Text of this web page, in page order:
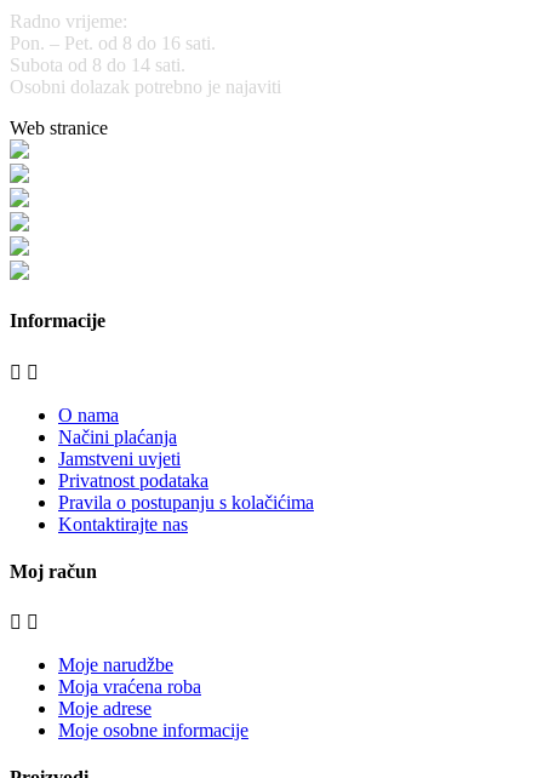
Radno vrijeme:
Pon. – Pet. od 8 do 16 sati.
Subota od 8 do 14 sati.
Osobni dolazak potrebno je najaviti
Web stranice
Informacije
 
O nama
Načini plaćanja
Jamstveni uvjeti
Privatnost podataka
Pravila o postupanju s kolačićima
Kontaktirajte nas
Moj račun
 
Moje narudžbe
Moja vraćena roba
Moje adrese
Moje osobne informacije